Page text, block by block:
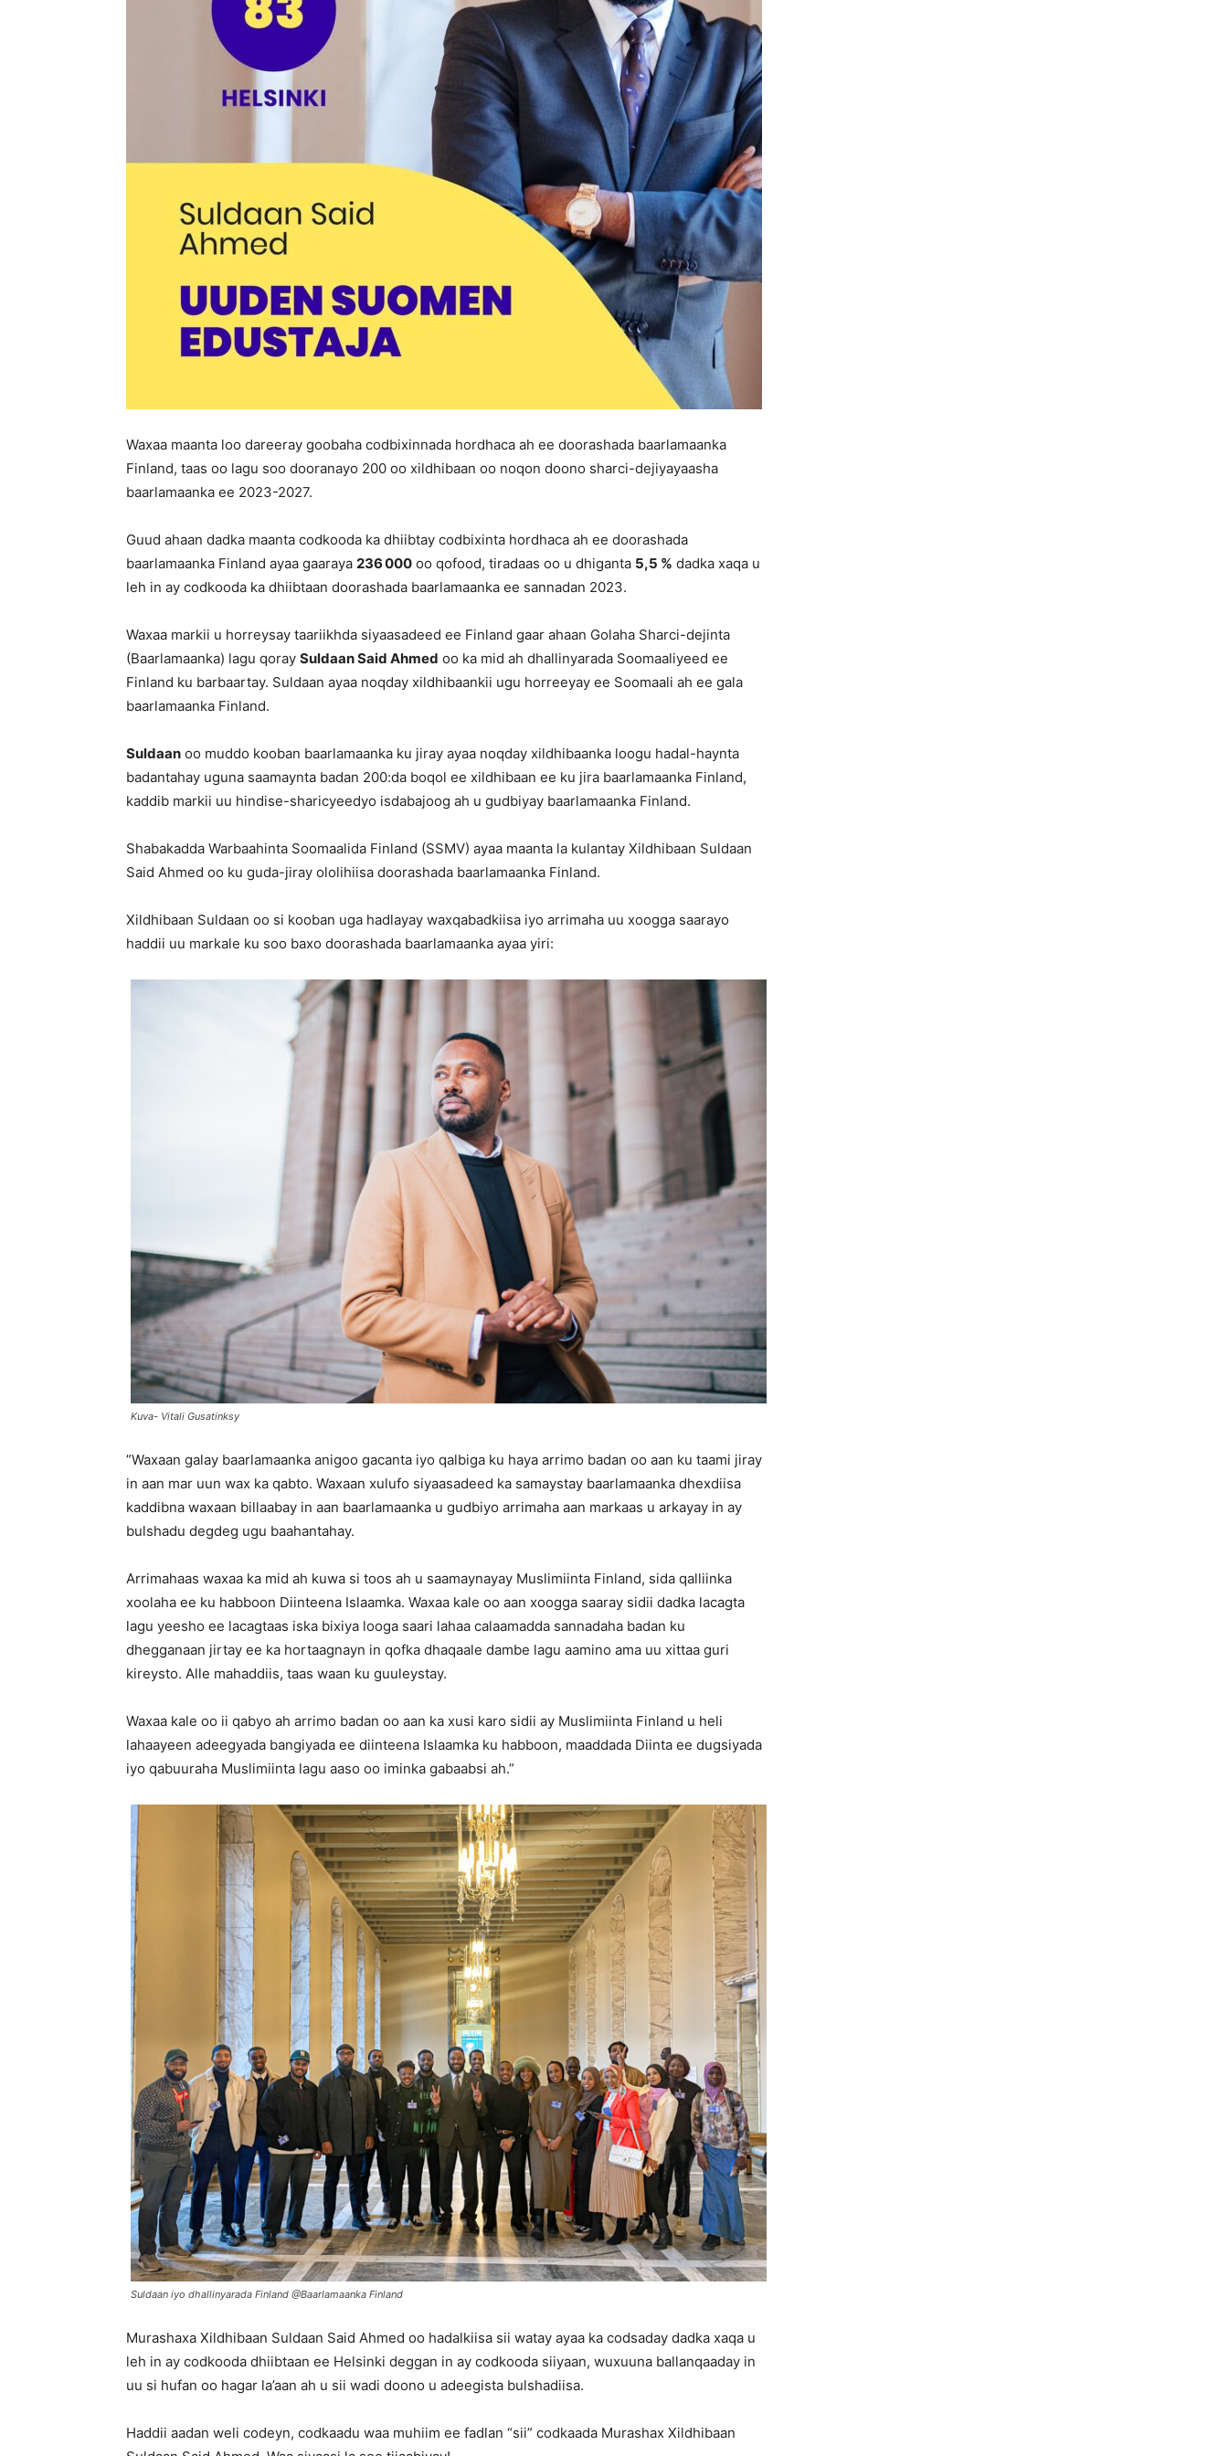
Waxaa maanta loo dareeray goobaha codbixinnada hordhaca ah ee doorashada baarlamaanka
Finland, taas oo lagu soo dooranayo 200 oo xildhibaan oo noqon doono sharci-dejiyayaasha
baarlamaanka ee 2023-2027.
Guud ahaan dadka maanta codkooda ka dhiibtay codbixinta hordhaca ah ee doorashada
baarlamaanka Finland ayaa gaaraya 236 000 oo qofood, tiradaas oo u dhiganta 5,5 % dadka xaqa u
leh in ay codkooda ka dhiibtaan doorashada baarlamaanka ee sannadan 2023.
Waxaa markii u horreysay taariikhda siyaasadeed ee Finland gaar ahaan Golaha Sharci-dejinta
(Baarlamaanka) lagu qoray Suldaan Said Ahmed oo ka mid ah dhallinyarada Soomaaliyeed ee
Finland ku barbaartay. Suldaan ayaa noqday xildhibaankii ugu horreeyay ee Soomaali ah ee gala
baarlamaanka Finland.
Suldaan oo muddo kooban baarlamaanka ku jiray ayaa noqday xildhibaanka loogu hadal-haynta
badantahay uguna saamaynta badan 200:da boqol ee xildhibaan ee ku jira baarlamaanka Finland,
kaddib markii uu hindise-sharicyeedyo isdabajoog ah u gudbiyay baarlamaanka Finland.
Shabakadda Warbaahinta Soomaalida Finland (SSMV) ayaa maanta la kulantay Xildhibaan Suldaan
Said Ahmed oo ku guda-jiray ololihiisa doorashada baarlamaanka Finland.
Xildhibaan Suldaan oo si kooban uga hadlayay waxqabadkiisa iyo arrimaha uu xoogga saarayo
haddii uu markale ku soo baxo doorashada baarlamaanka ayaa yiri:
Kuva- Vitali Gusatinksy
”Waxaan galay baarlamaanka anigoo gacanta iyo qalbiga ku haya arrimo badan oo aan ku taami jiray
in aan mar uun wax ka qabto. Waxaan xulufo siyaasadeed ka samaystay baarlamaanka dhexdiisa
kaddibna waxaan billaabay in aan baarlamaanka u gudbiyo arrimaha aan markaas u arkayay in ay
bulshadu degdeg ugu baahantahay.
Arrimahaas waxaa ka mid ah kuwa si toos ah u saamaynayay Muslimiinta Finland, sida qalliinka
xoolaha ee ku habboon Diinteena Islaamka. Waxaa kale oo aan xoogga saaray sidii dadka lacagta
lagu yeesho ee lacagtaas iska bixiya looga saari lahaa calaamadda sannadaha badan ku
dhegganaan jirtay ee ka hortaagnayn in qofka dhaqaale dambe lagu aamino ama uu xittaa guri
kireysto. Alle mahaddiis, taas waan ku guuleystay.
Waxaa kale oo ii qabyo ah arrimo badan oo aan ka xusi karo sidii ay Muslimiinta Finland u heli
lahaayeen adeegyada bangiyada ee diinteena Islaamka ku habboon, maaddada Diinta ee dugsiyada
iyo qabuuraha Muslimiinta lagu aaso oo iminka gabaabsi ah.”
Suldaan iyo dhallinyarada Finland @Baarlamaanka Finland
Murashaxa Xildhibaan Suldaan Said Ahmed oo hadalkiisa sii watay ayaa ka codsaday dadka xaqa u
leh in ay codkooda dhiibtaan ee Helsinki deggan in ay codkooda siiyaan, wuxuuna ballanqaaday in
uu si hufan oo hagar la’aan ah u sii wadi doono u adeegista bulshadiisa.
Haddii aadan weli codeyn, codkaadu waa muhiim ee fadlan “sii” codkaada Murashax Xildhibaan